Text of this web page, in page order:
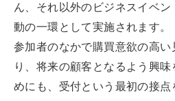
ん、それ以外のビジネスイベ
動の一環として実施されます。
参加者のなかで購買意欲の高い
り、将来の顧客となるよう興
めにも、受付という最初の接